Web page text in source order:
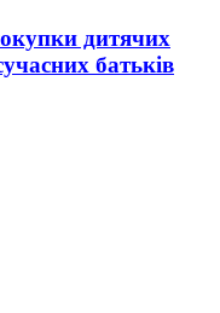
дитячих
батьків